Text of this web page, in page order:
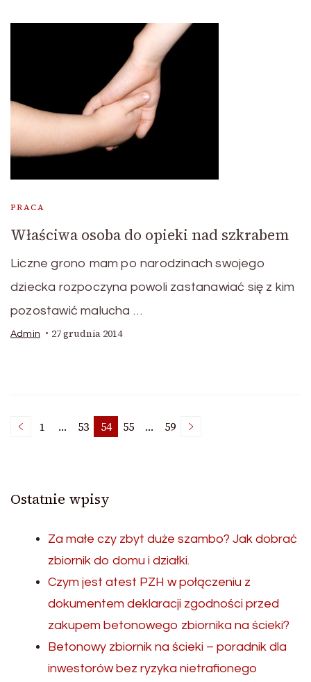
PRACA
Właściwa osoba do opieki nad szkrabem
Liczne grono mam po narodzinach swojego
dziecka rozpoczyna powoli zastanawiać się z kim
pozostawić malucha …
Admin 27 grudnia 2014
Nawigacja
wpisach
Page
1 … Page
53 Page
54 Page
55 … Page
59
Ostatnie wpisy
Za małe czy zbyt duże szambo? Jak dobrać
zbiornik do domu i działki.
Czym jest atest PZH w połączeniu z
dokumentem deklaracji zgodności przed
zakupem betonowego zbiornika na ścieki?
Betonowy zbiornik na ścieki – poradnik dla
inwestorów bez ryzyka nietrafionego